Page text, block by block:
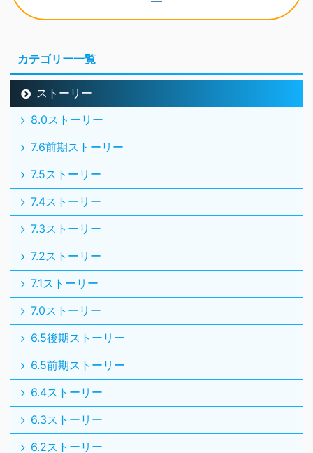
カテゴリー一覧
ストーリー
8.0ストーリー
7.6前期ストーリー
7.5ストーリー
7.4ストーリー
7.3ストーリー
7.2ストーリー
7.1ストーリー
7.0ストーリー
6.5後期ストーリー
6.5前期ストーリー
6.4ストーリー
6.3ストーリー
6.2ストーリー